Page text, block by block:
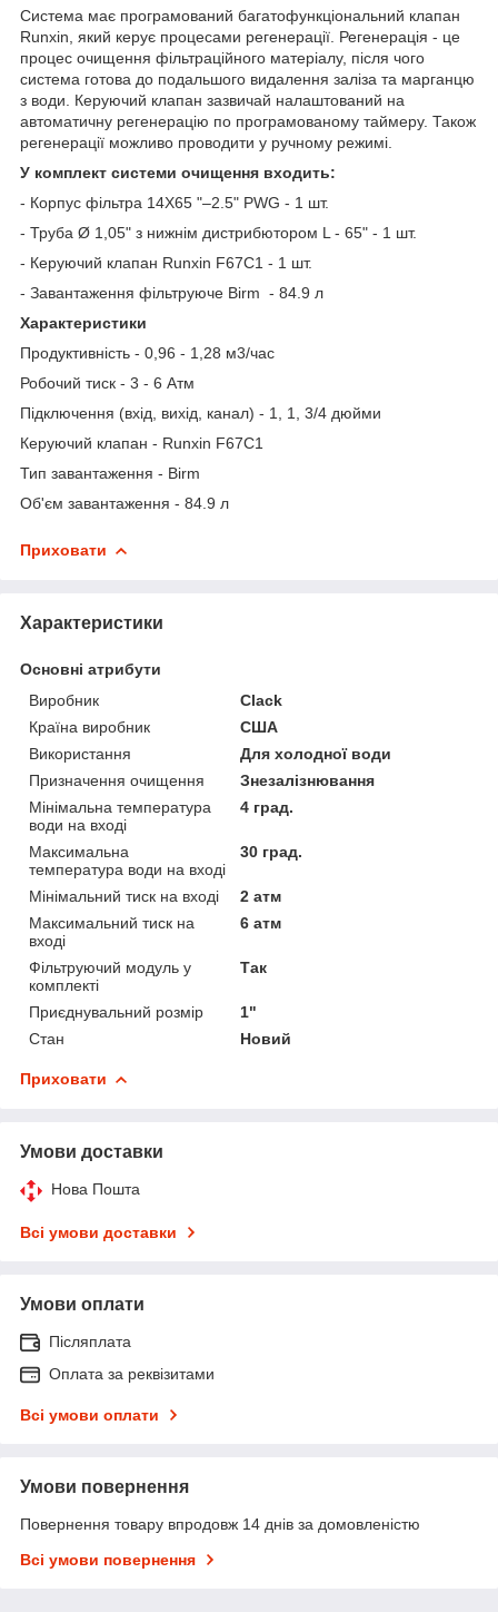
Система має програмований багатофункціональний клапан
Runxin, який керує процесами регенерації. Регенерація - це
процес очищення фільтраційного матеріалу, після чого
система готова до подальшого видалення заліза та марганцю
з води. Керуючий клапан зазвичай налаштований на
автоматичну регенерацію по програмованому таймеру. Також
регенерації можливо проводити у ручному режимі.
У комплект системи очищення входить:
- Корпус фільтра 14X65 "–2.5" PWG - 1 шт.
- Труба Ø 1,05" з нижнім дистрибютором L - 65" - 1 шт.
- Керуючий клапан Runxin F67C1 - 1 шт.
- Завантаження фільтруюче Birm - 84.9 л
Характеристики
Продуктивність - 0,96 - 1,28 м3/час
Робочий тиск - 3 - 6 Атм
Підключення (вхід, вихід, канал) - 1, 1, 3/4 дюйми
Керуючий клапан - Runxin F67C1
Тип завантаження - Birm
Об'єм завантаження - 84.9 л
Приховати
Характеристики
Основні атрибути
Виробник
Clack
Країна виробник
США
Використання
Для холодної води
Призначення очищення
Знезалізнювання
Мінімальна температура
води на вході
4 град.
Максимальна
температура води на вході
30 град.
Мінімальний тиск на вході
2 атм
Максимальний тиск на
вході
6 атм
Фільтруючий модуль у
комплекті
Так
Приєднувальний розмір
1"
Стан
Новий
Приховати
Умови доставки
Нова Пошта
Всі умови доставки
Умови оплати
Післяплата
Оплата за реквізитами
Всі умови оплати
Умови повернення
Повернення товару впродовж 14 днів за домовленістю
Всі умови повернення